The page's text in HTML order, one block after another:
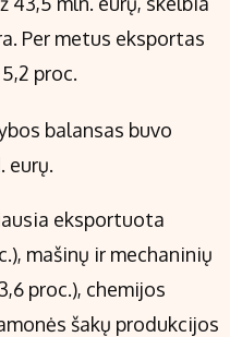
Per metus eksportas
proc.
balansas buvo
eurų.
eksportuota
mašinų ir mechaninių
proc.), chemijos
šakų produkcijos